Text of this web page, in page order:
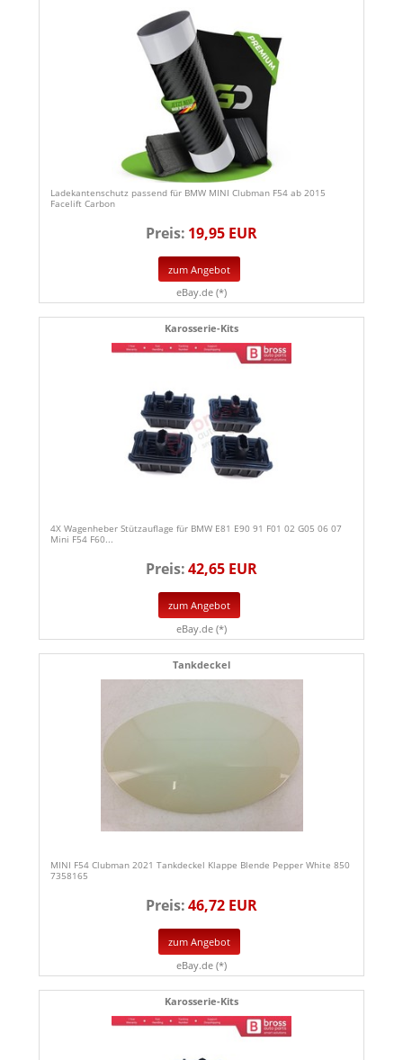
Ladekantenschutz passend für BMW MINI Clubman F54 ab 2015
Facelift Carbon
Preis: 19,95 EUR
zum Angebot
eBay.de (*)
Karosserie-Kits
4X Wagenheber Stützauflage für BMW E81 E90 91 F01 02 G05 06 07
Mini F54 F60...
Preis:42,65 EUR
zum Angebot
eBay.de (*)
Tankdeckel
MINI F54 Clubman 2021 Tankdeckel Klappe Blende Pepper White 850
7358165
Preis:46,72 EUR
zum Angebot
eBay.de (*)
Karosserie-Kits